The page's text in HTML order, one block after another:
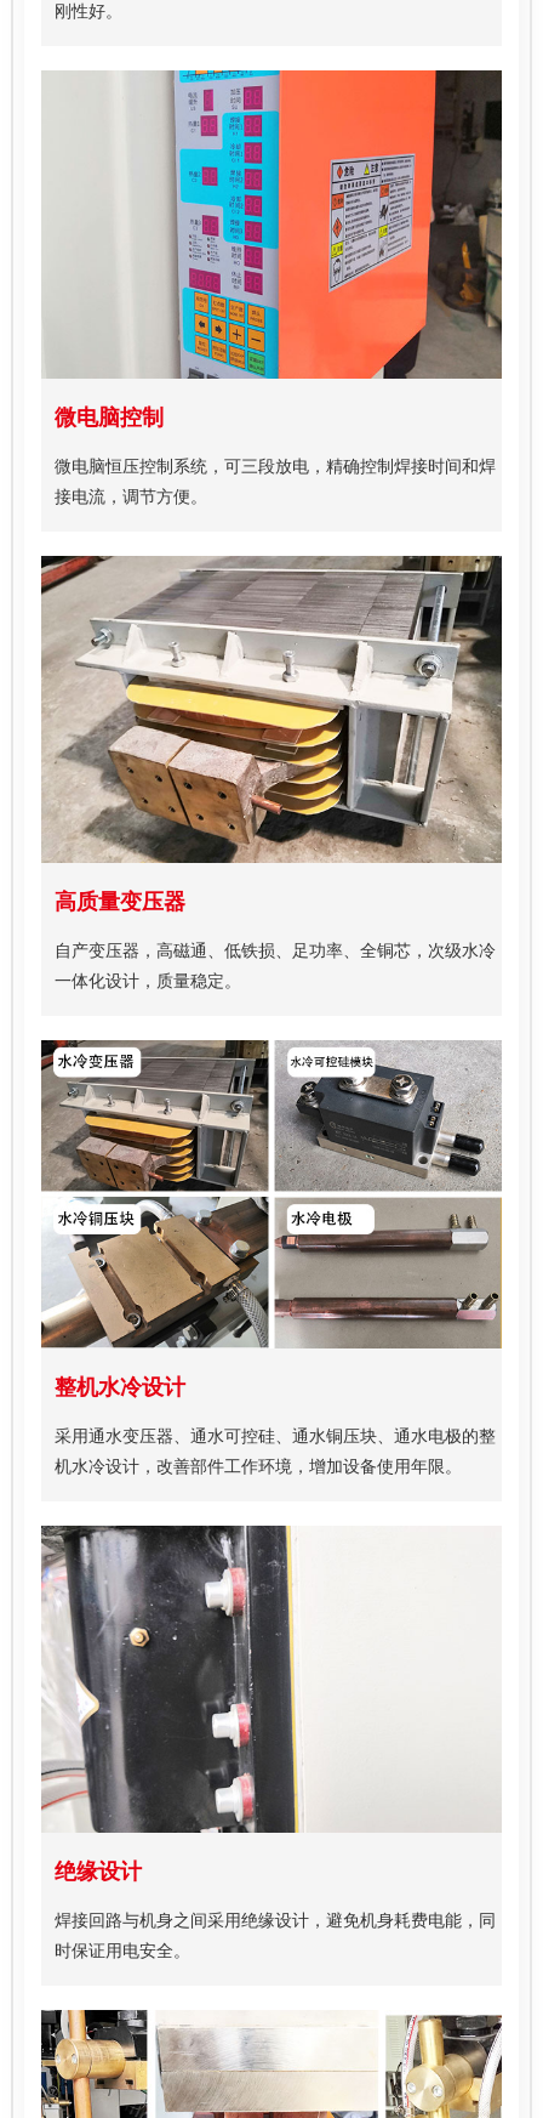
刚性好。
微电脑控制
微电脑恒压控制系统，可三段放电，精确控制焊接时间和焊
接电流，调节方便。
高质量变压器
自产变压器，高磁通、低铁损、足功率、全铜芯，次级水冷
一体化设计，质量稳定。
整机水冷设计
采用通水变压器、通水可控硅、通水铜压块、通水电极的整
机水冷设计，改善部件工作环境，增加设备使用年限。
绝缘设计
焊接回路与机身之间采用绝缘设计，避免机身耗费电能，同
时保证用电安全。